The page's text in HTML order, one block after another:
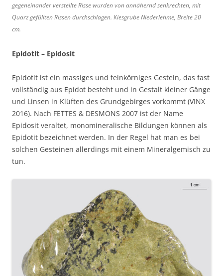
gegeneinander verstellte Risse wurden von annähernd senkrechten, mit
Quarz gefüllten Rissen durchschlagen. Kiesgrube Niederlehme, Breite 20
cm.
Epidotit – Epidosit
Epidotit ist ein massiges und feinkörniges Gestein, das fast
vollständig aus Epidot besteht und in Gestalt kleiner Gänge
und Linsen in Klüften des Grundgebirges vorkommt (VINX
2016). Nach FETTES & DESMONS 2007 ist der Name
Epidosit veraltet, monomineralische Bildungen können als
Epidotit bezeichnet werden. In der Regel hat man es bei
solchen Gesteinen allerdings mit einem Mineralgemisch zu
tun.